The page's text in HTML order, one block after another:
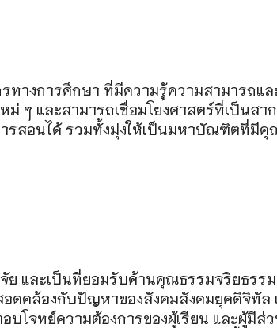
างการศึกษา ที่มีความรู้ความสามารถแ
ๆ และสามารถเชื่อมโยงศาสตร์ที่เป็นสา
สอนได้ รวมทั้งมุ่งให้เป็นมหาบัณฑิตที่มีคุ
ย และเป็นที่ยอมรับด้านคุณธรรมจริยธรร
คล้องกับปัญหาของสังคมสังคมยุคดิจิทัล เ
โจทย์ความต้องการของผู้เรียน และผู้มีส่